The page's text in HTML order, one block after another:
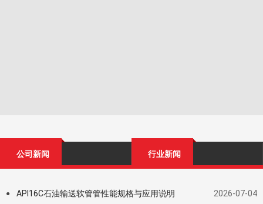
公司新闻 行业新闻
● API16C石油输送软管管性能规格与应用说明 2026-07-04